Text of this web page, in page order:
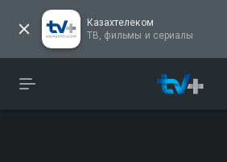
Казахтелеком
ТВ, фильмы и сериалы